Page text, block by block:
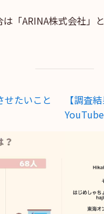
「ARINA株式会社」
せたいこと
【調査